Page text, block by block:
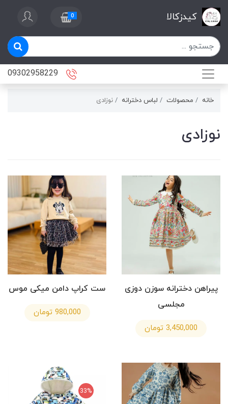
کیدزکالا 0
خانه محصولات لباس دخترانه نوزادی
نوزادی
پیراهن دخترانه سوزن دوزی
مجلسی
3,450,000 تومان
ست کراپ دامن میکی موس
980,000 تومان
33%